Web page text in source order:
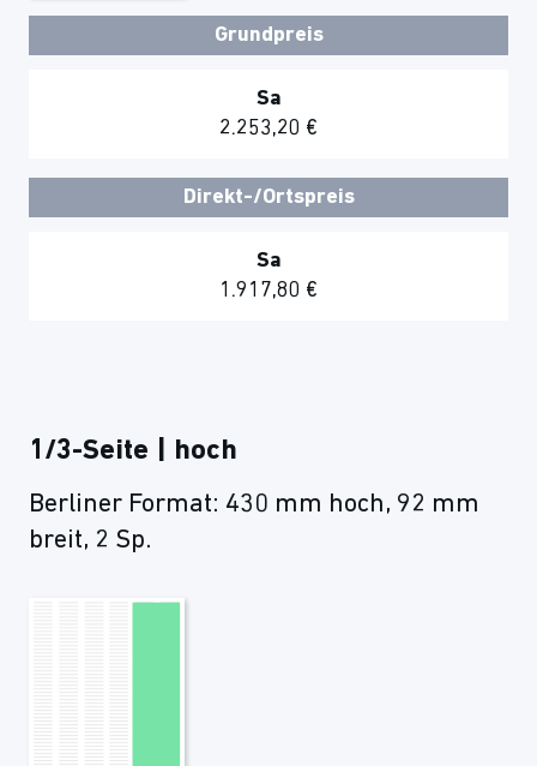
Grundpreis
Sa
2.253,20 €
Direkt-/Ortspreis
Sa
1.917,80 €
1/3-Seite | hoch
Berliner Format: 430 mm hoch, 92 mm
breit, 2 Sp.